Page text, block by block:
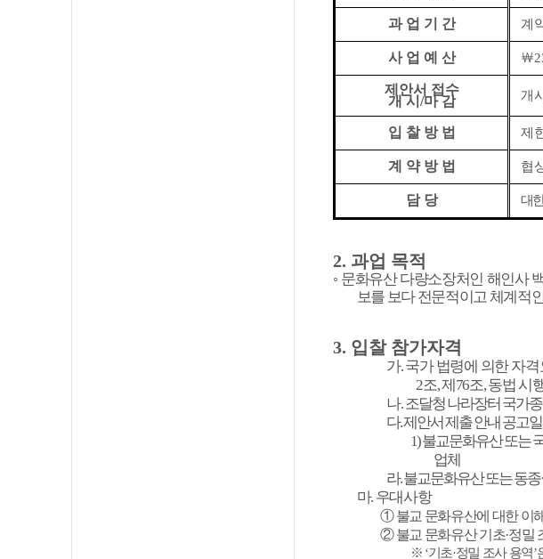
과 업 기 간 계
사 업 예 산 ￦
제안서 접수
개 시 /마 감 개
입 찰 방 법 제
계 약 방 법 협
담 당 대
2. 과업 목적
◦ 문화유산 다량소장처인 해인사
보를 보다 전문적이고 체계적
3. 입찰 참가자격
가.국가 법령에 의한 자
2조,제76조,동법 시
나.조달청 나라장터 국가
다.제안서 제출 안내 공고
1)불교문화유산 또는
업체
라.불교문화유산 또는 동종·
마. 우대사항
①불교 문화유산에 대한 이
②불교 문화유산 기초·정밀
※ ‘기초·정밀 조사 용역’